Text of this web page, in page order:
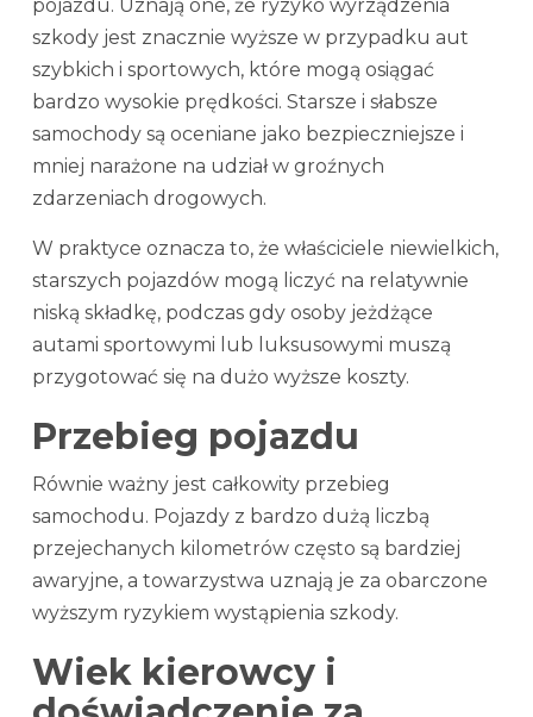
pojazdu. Uznają one, że ryzyko wyrządzenia
szkody jest znacznie wyższe w przypadku aut
szybkich i sportowych, które mogą osiągać
bardzo wysokie prędkości. Starsze i słabsze
samochody są oceniane jako bezpieczniejsze i
mniej narażone na udział w groźnych
zdarzeniach drogowych.
W praktyce oznacza to, że właściciele niewielkich,
starszych pojazdów mogą liczyć na relatywnie
niską składkę, podczas gdy osoby jeżdżące
autami sportowymi lub luksusowymi muszą
przygotować się na dużo wyższe koszty.
Przebieg pojazdu
Równie ważny jest całkowity przebieg
samochodu. Pojazdy z bardzo dużą liczbą
przejechanych kilometrów często są bardziej
awaryjne, a towarzystwa uznają je za obarczone
wyższym ryzykiem wystąpienia szkody.
Wiek kierowcy i